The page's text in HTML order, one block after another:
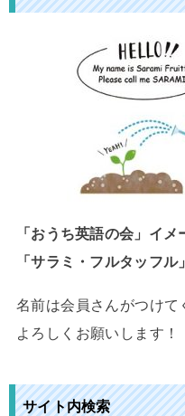
「おうち英語の会」イ
「サラミ・フルタッフル
名前は会員さんがつけて
よろしくお願いします！
サイト内検索